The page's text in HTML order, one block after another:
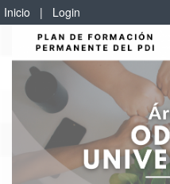
Inicio | Login